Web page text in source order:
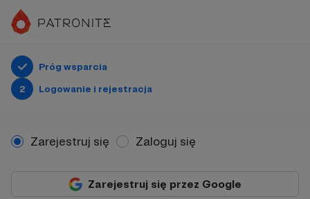
Próg wsparcia
2
Logowanie i rejestracja
Zarejestruj się Zaloguj się
Zarejestruj się przez Google